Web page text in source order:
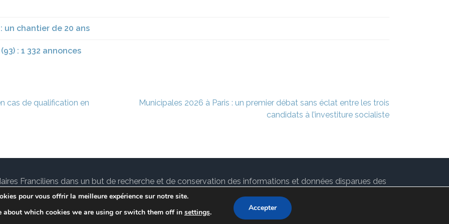
un chantier de 20 ans
: 1 332 annonces
cas de qualification en
Municipales 2026 à Paris : un premier débat sans éclat entre les trois
candidats à l’investiture socialiste
Franciliens dans un but de recherche et de conservation des informations et données disparues des
sur lenotre Blog. Lawyer Landing Page | Développé par
pour vous offrir la meilleure expérience sur notre site.
about which cookies we are using or switch them off in settings. Accepter